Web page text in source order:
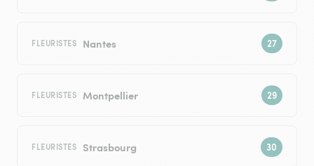
FLEURISTES Nantes
FLEURISTES Montpellier
FLEURISTES Strasbourg